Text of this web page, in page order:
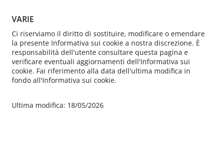
VARIE
Ci riserviamo il diritto di sostituire, modificare o emendare
la presente Informativa sui cookie a nostra discrezione. È
responsabilità dell'utente consultare questa pagina e
verificare eventuali aggiornamenti dell'Informativa sui
cookie. Fai riferimento alla data dell'ultima modifica in
fondo all'Informativa sui cookie.
Ultima modifica: 18/05/2026